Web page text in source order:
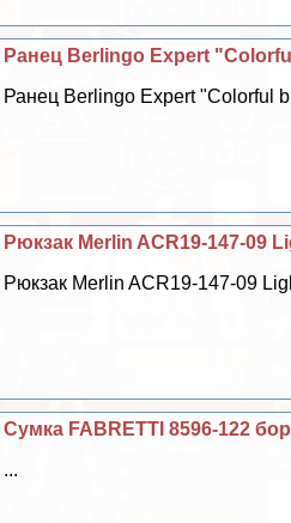
Ранец Berlingo Expert
Ранец Berlingo Expert "Colorful
Рюкзак Merlin ACR19-147-09
Рюкзак Merlin ACR19-147-09
Сумка FABRETTI 8596-122
...